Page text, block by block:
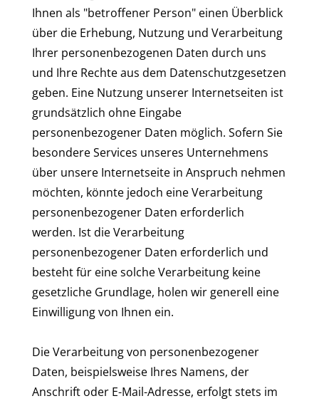
Ihnen als "betroffener Person" einen Überblick
über die Erhebung, Nutzung und Verarbeitung
Ihrer personenbezogenen Daten durch uns
und Ihre Rechte aus dem Datenschutzgesetzen
geben. Eine Nutzung unserer Internetseiten ist
grundsätzlich ohne Eingabe
personenbezogener Daten möglich. Sofern Sie
besondere Services unseres Unternehmens
über unsere Internetseite in Anspruch nehmen
möchten, könnte jedoch eine Verarbeitung
personenbezogener Daten erforderlich
werden. Ist die Verarbeitung
personenbezogener Daten erforderlich und
besteht für eine solche Verarbeitung keine
gesetzliche Grundlage, holen wir generell eine
Einwilligung von Ihnen ein.
Die Verarbeitung von personenbezogener
Daten, beispielsweise Ihres Namens, der
Anschrift oder E-Mail-Adresse, erfolgt stets im